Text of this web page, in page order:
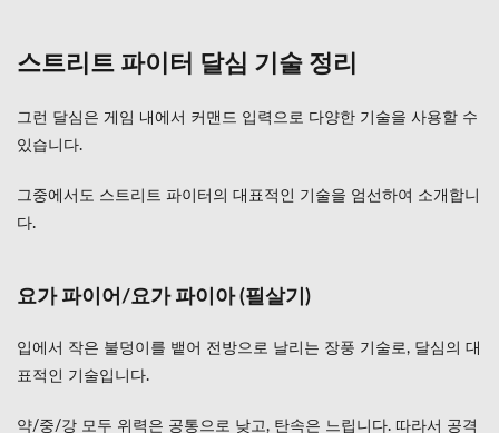
스트리트 파이터 달심 기술 정리
그런 달심은 게임 내에서 커맨드 입력으로 다양한 기술을 사용할 수
있습니다.
그중에서도 스트리트 파이터의 대표적인 기술을 엄선하여 소개합니
다.
요가 파이어/요가 파이아 (필살기)
입에서 작은 불덩이를 뱉어 전방으로 날리는 장풍 기술로, 달심의 대
표적인 기술입니다.
약/중/강 모두 위력은 공통으로 낮고, 탄속은 느립니다. 따라서 공격